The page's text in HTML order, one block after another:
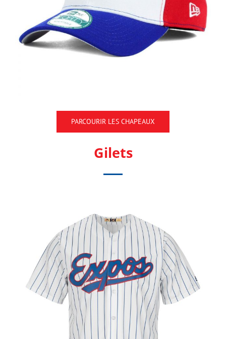
PARCOURIR LES CHAPEAUX
Gilets